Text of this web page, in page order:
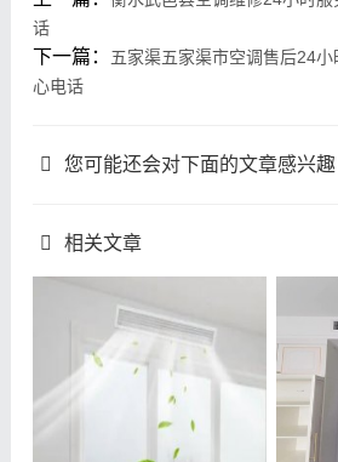
话
下一篇： 五家渠五家渠市空调售后24
心电话
您可能还会对下面的文章感兴趣
相关文章